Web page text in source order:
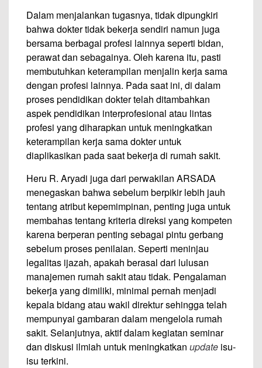
Dalam menjalankan tugasnya, tidak dipungkiri
bahwa dokter tidak bekerja sendiri namun juga
bersama berbagai profesi lainnya seperti bidan,
perawat dan sebagainya. Oleh karena itu, pasti
membutuhkan keterampilan menjalin kerja sama
dengan profesi lainnya. Pada saat ini, di dalam
proses pendidikan dokter telah ditambahkan
aspek pendidikan interprofesional atau lintas
profesi yang diharapkan untuk meningkatkan
keterampilan kerja sama dokter untuk
diaplikasikan pada saat bekerja di rumah sakit.
Heru R. Aryadi juga dari perwakilan ARSADA
menegaskan bahwa sebelum berpikir lebih jauh
tentang atribut kepemimpinan, penting juga untuk
membahas tentang kriteria direksi yang kompeten
karena berperan penting sebagai pintu gerbang
sebelum proses penilaian. Seperti meninjau
legalitas ijazah, apakah berasal dari lulusan
manajemen rumah sakit atau tidak. Pengalaman
bekerja yang dimiliki, minimal pernah menjadi
kepala bidang atau wakil direktur sehingga telah
mempunyai gambaran dalam mengelola rumah
sakit. Selanjutnya, aktif dalam kegiatan seminar
dan diskusi ilmiah untuk meningkatkan update isu-
isu terkini.